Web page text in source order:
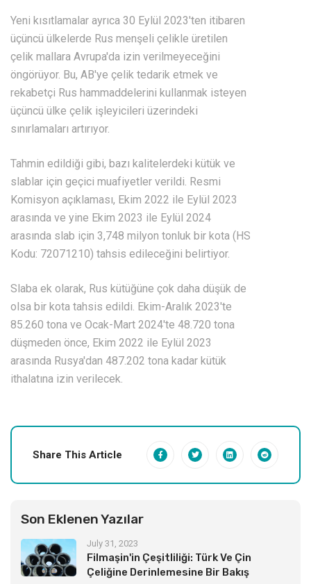
Yeni kısıtlamalar ayrıca 30 Eylül 2023'ten itibaren
üçüncü ülkelerde Rus menşeli çelikle üretilen
çelik mallara Avrupa'da izin verilmeyeceğini
öngörüyor. Bu, AB'ye çelik tedarik etmek ve
rekabetçi Rus hammaddelerini kullanmak isteyen
üçüncü ülke çelik işleyicileri üzerindeki
sınırlamaları artırıyor.
Tahmin edildiği gibi, bazı kalitelerdeki kütük ve
slablar için geçici muafiyetler verildi. Resmi
Komisyon açıklaması, Ekim 2022 ile Eylül 2023
arasında ve yine Ekim 2023 ile Eylül 2024
arasında slab için 3,748 milyon tonluk bir kota (HS
Kodu: 72071210) tahsis edileceğini belirtiyor.
Slaba ek olarak, Rus kütüğüne çok daha düşük de
olsa bir kota tahsis edildi. Ekim-Aralık 2023'te
85.260 tona ve Ocak-Mart 2024'te 48.720 tona
düşmeden önce, Ekim 2022 ile Eylül 2023
arasında Rusya'dan 487.202 tona kadar kütük
ithalatına izin verilecek.
Share This Article
Son Eklenen Yazılar
July 31, 2023
Filmaşin'in Çeşitliliği: Türk Ve Çin
Çeliğine Derinlemesine Bir Bakış